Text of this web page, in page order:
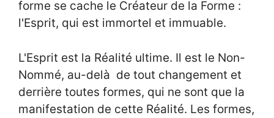
forme se cache le Créateur de la Forme :
l'Esprit, qui est immortel et immuable.
L'Esprit est la Réalité ultime. Il est le Non-
Nommé, au-delà de tout changement et
derrière toutes formes, qui ne sont que la
manifestation de cette Réalité. Les formes,